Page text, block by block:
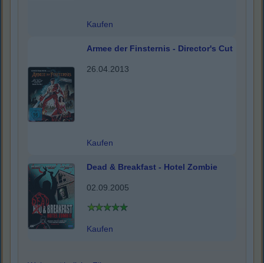
Kaufen
Armee der Finsternis - Director's Cut
26.04.2013
Kaufen
Dead & Breakfast - Hotel Zombie
02.09.2005
Kaufen